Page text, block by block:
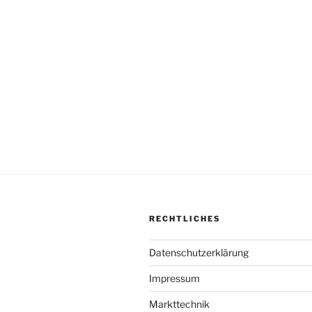
RECHTLICHES
Datenschutzerklärung
Impressum
Markttechnik